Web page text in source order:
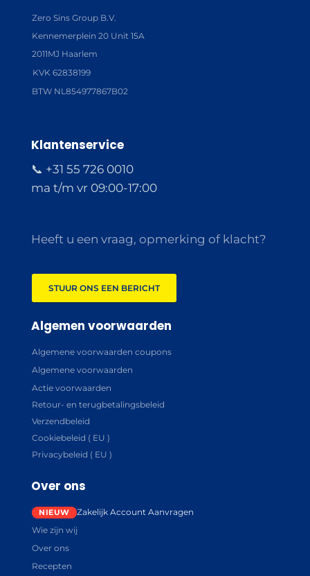
Zero Sins Group B.V.
Kennemerplein 20 Unit 15A
2011MJ Haarlem
KVK 62838199
BTW NL854977867B02
Klantenservice
📞 +31 55 726 0010
ma t/m vr 09:00-17:00
Heeft u een vraag, opmerking of klacht?
STUUR ONS EEN BERICHT
Algemen voorwaarden
Algemene voorwaarden coupons
Algemene voorwaarden
Actie voorwaarden
Retour- en terugbetalingsbeleid
Verzendbeleid
Cookiebeleid ( EU )
Privacybeleid ( EU )
Over ons
Zakelijk Account Aanvragen
Wie zijn wij
Over ons
Recepten